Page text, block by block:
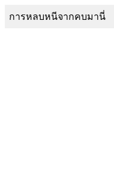
การหลบหนีจากคบมานี่